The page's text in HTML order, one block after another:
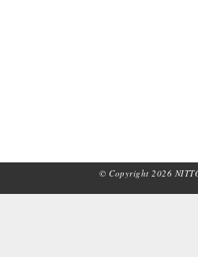
© Copyright 2026